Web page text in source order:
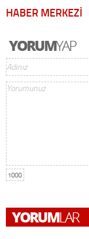
HABER MERKEZİ
1000